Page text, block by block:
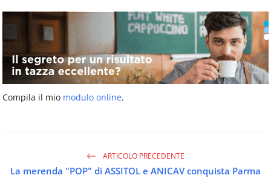
Compila il mio modulo online.
ARTICOLO PRECEDENTE
La merenda "POP" di ASSITOL e ANICAV conquista Parma